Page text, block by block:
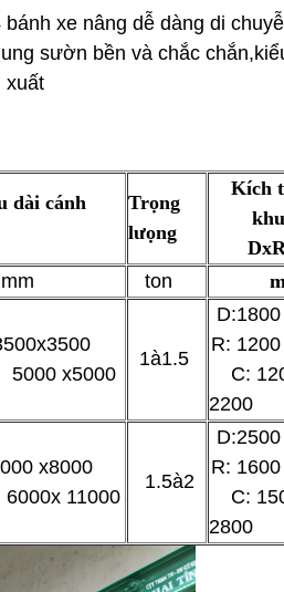
xe nâng dễ dàng di
sườn bền và chắc
xuất
dài cánh
Trọng
lưọng
Kích
ton
x5000
1à1.5
R:
C:
2200
x8000
11000
1.5à2
R:
C:
2800